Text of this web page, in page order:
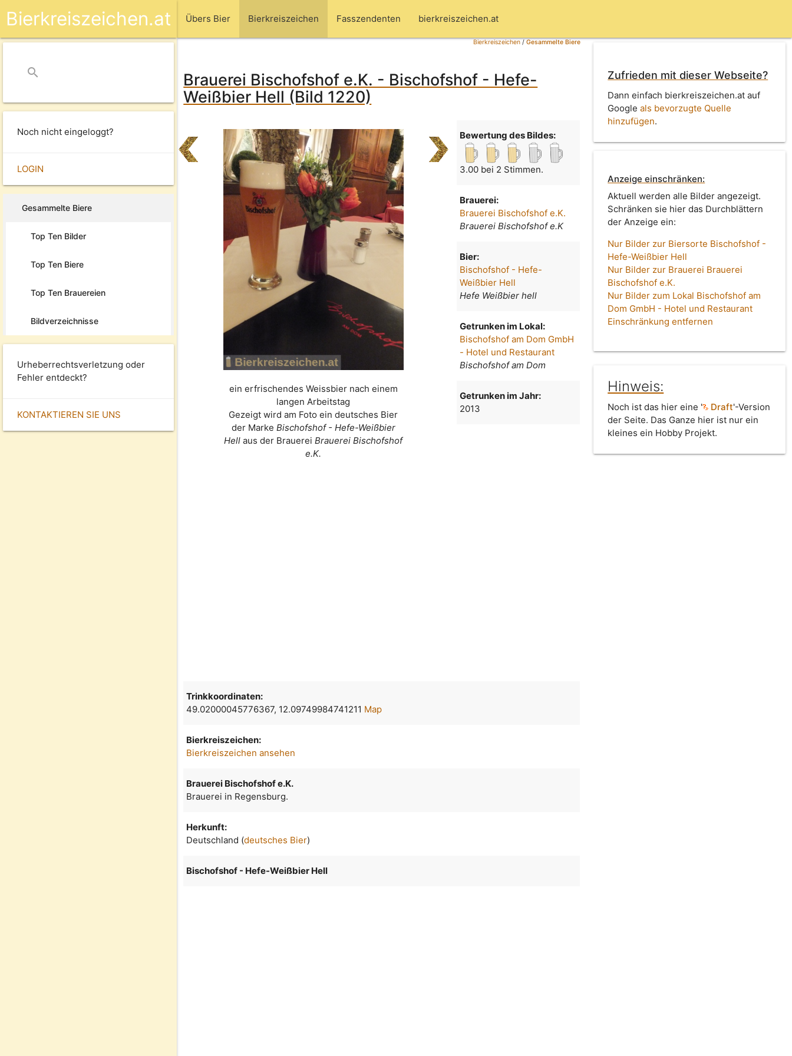
Übers Bier Bierkreiszeichen Fasszendenten bierkreiszeichen.at
Bierkreiszeichen.at
search
Noch nicht eingeloggt?
LOGIN
Gesammelte Biere
Top Ten Bilder
Top Ten Biere
Top Ten Brauereien
Bildverzeichnisse
Urheberrechtsverletzung oder
Fehler entdeckt?
KONTAKTIEREN SIE UNS
Bierkreiszeichen/Gesammelte Biere
Brauerei Bischofshof e.K. - Bischofshof - Hefe-
Weißbier Hell (Bild 1220)
ein erfrischendes Weissbier nach einem
langen Arbeitstag
Gezeigt wird am Foto ein deutsches Bier
der Marke Bischofshof - Hefe-Weißbier
Hell aus der BrauereiBrauerei Bischofshof
e.K.
Bewertung des Bildes:
3.00 bei 2 Stimmen.
Brauerei:
Brauerei Bischofshof e.K.
Brauerei Bischofshof e.K
Bier:
Bischofshof - Hefe-
Weißbier Hell
Hefe Weißbier hell
Getrunken im Lokal:
Bischofshof am Dom GmbH
- Hotel und Restaurant
Bischofshof am Dom
Getrunken im Jahr:
2013
Zufrieden mit dieser Webseite?
Dann einfach bierkreiszeichen.at auf
Googleals bevorzugte Quelle
hinzufügen.
Anzeige einschränken:
Aktuell werden alle Bilder angezeigt.
Schränken sie hier das Durchblättern
der Anzeige ein:
Nur Bilder zur Biersorte Bischofshof -
Hefe-Weißbier Hell
Nur Bilder zur Brauerei Brauerei
Bischofshof e.K.
Nur Bilder zum Lokal Bischofshof am
Dom GmbH - Hotel und Restaurant
Einschränkung entfernen
Hinweis:
Noch ist das hier eine ' Draft'-Version
der Seite. Das Ganze hier ist nur ein
kleines ein Hobby Projekt.
Trinkkoordinaten:
49.02000045776367, 12.09749984741211 Map
Bierkreiszeichen:
Bierkreiszeichen ansehen
Brauerei Bischofshof e.K.
Brauerei in Regensburg.
Herkunft:
Deutschland (deutsches Bier)
Bischofshof - Hefe-Weißbier Hell